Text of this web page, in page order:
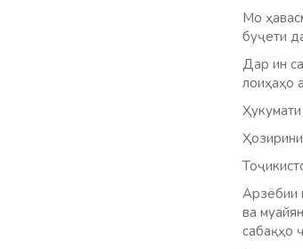
Мо
буҷети
Дар ин
лоиҳаҳо
Ҳозирини
Арзёбии
ва
сабақҳо